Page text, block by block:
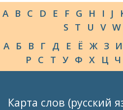
A B C D E F G H I J
S T U V W
А Б В Г Д Е Ё Ж З И
Р С Т У Ф Х Ц Ч
Карта слов (русский